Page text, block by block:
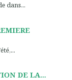
dans...
DE LA...